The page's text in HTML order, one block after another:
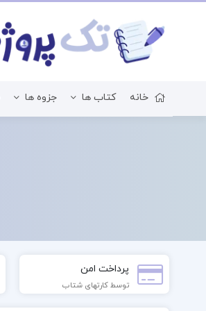
خانه کتاب ها جزوه ها
پرداخت امن
توسط کارتهای شتاب